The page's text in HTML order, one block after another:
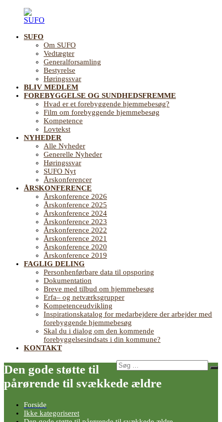
Landsforening
Sundhedsfremme
Forebyggelse
ældreområdet
SUFO
Om SUFO
Vedtægter
Generalforsamling
Bestyrelse
Høringssvar
BLIV MEDLEM
FOREBYGGELSE OG SUNDHEDSFREMME
Hvad er et forebyggende hjemmebesøg?
Film om forebyggende hjemmebesøg
Kompetence
Lovtekst
NYHEDER
Alle Nyheder
Generelle Nyheder
Høringssvar
SUFO Nyt
Årskonferencer
ÅRSKONFERENCE
Årskonference 2026
Årskonference 2025
Årskonference 2024
Årskonference 2023
Årskonference 2022
Årskonference 2021
Årskonference 2020
Årskonference 2019
FAGLIG DELING
Personhenførbare data til opsporing
Dokumentation
Breve med tilbud om hjemmebesøg
Erfa– og netværksgrupper
Kompetenceudvikling
Inspirationskatalog for medarbejdere der arbejder med
forebyggende hjemmebesøg
Skal du i dialog om den kommende
forebyggelsesindsats i din kommune?
KONTAKT
Søg
efter:
Den gode støtte til
pårørende til svækkede ældre
Forside
Ikke kategoriseret